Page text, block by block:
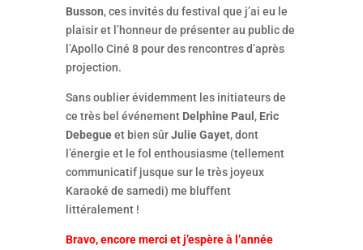
Busson, ces invités du festival que j’ai eu le
plaisir et l’honneur de présenter au public de
l’Apollo Ciné 8 pour des rencontres d’après
projection.
Sans oublier évidemment les initiateurs de
ce très bel événement Delphine Paul , Eric
Debegueet bien sûrJulie Gayet, dont
l’énergie et le fol enthousiasme (tellement
communicatif jusque sur le très joyeux
Karaoké de samedi) me bluffent
littéralement !
Bravo, encore merci et j’espère à l’année